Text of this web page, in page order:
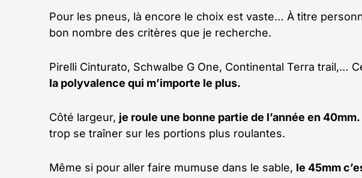
Pour les pneus, là encore le choix est vaste… À titre
bon nombre des critères que je recherche.
Pirelli Cinturato, Schwalbe G One, Continental Terra trail,…
la polyvalence qui m’importe le plus.
Côté largeur, je roule une bonne partie de l’année en 40mm.
trop se traîner sur les portions plus roulantes.
Même si pour aller faire mumuse dans le sable, le 45mm